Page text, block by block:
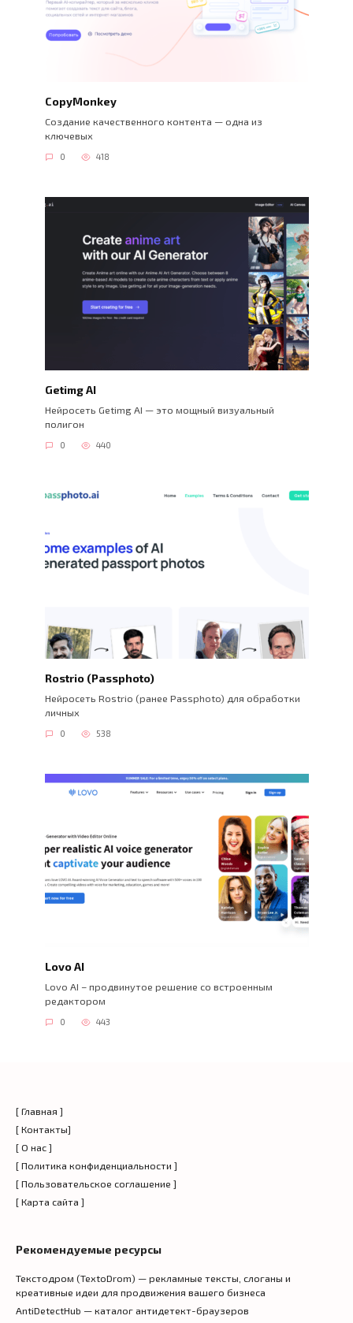
CopyMonkey
Создание качественного контента — одна из
ключевых
0 418
Getimg AI
Нейросеть Getimg AI — это мощный визуальный
полигон
0 440
Rostrio (Passphoto)
Нейросеть Rostrio (ранее Passphoto) для обработки
личных
0 538
Lovo AI
Lovo AI – продвинутое решение со встроенным
редактором
0 443
[ Главная ]
[ Контакты]
[ О нас ]
[ Политика конфиденциальности ]
[ Пользовательское соглашение ]
[ Карта сайта ]
Рекомендуемые ресурсы
Текстодром (TextoDrom) — рекламные тексты, слоганы и
креативные идеи для продвижения вашего бизнеса
AntiDetectHub — каталог антидетект-браузеров